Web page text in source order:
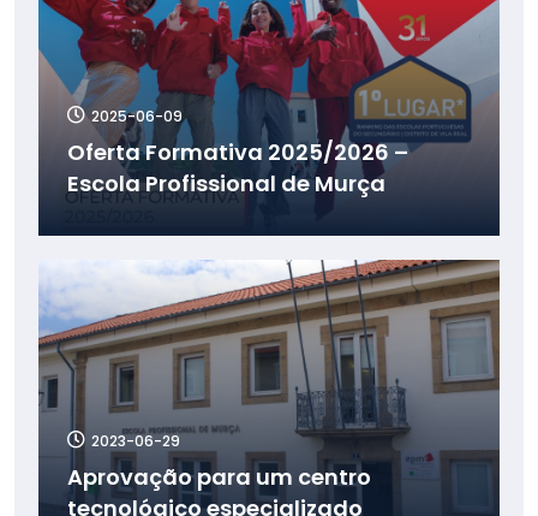
2025-06-09
Oferta Formativa 2025/2026 –
Escola Profissional de Murça
2023-06-29
Aprovação para um centro
tecnológico especializado